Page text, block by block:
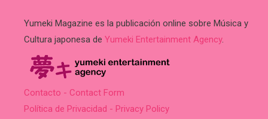
Yumeki Magazine es la publicación online sobre Música y
Cultura japonesa de Yumeki Entertainment Agency.
Contacto - Contact Form
Política de Privacidad - Privacy Policy